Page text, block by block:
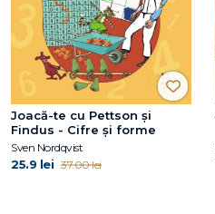
Joacă-te cu Pettson și
Findus - Cifre și forme
Sven Nordqvist
25.9 lei 37.00 lei